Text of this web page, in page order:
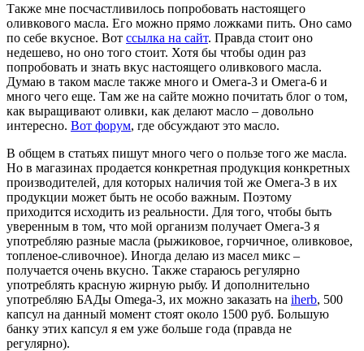
Также мне посчастливилось попробовать настоящего
оливкового масла. Его можно прямо ложками пить. Оно само
по себе вкусное. Вот ссылка на сайт. Правда стоит оно
недешево, но оно того стоит. Хотя бы чтобы один раз
попробовать и знать вкус настоящего оливкового масла.
Думаю в таком масле также много и Омега-3 и Омега-6 и
много чего еще. Там же на сайте можно почитать блог о том,
как выращивают оливки, как делают масло – довольно
интересно. Вот форум, где обсуждают это масло.
В общем в статьях пишут много чего о пользе того же масла.
Но в магазинах продается конкретная продукция конкретных
производителей, для которых наличия той же Омега-3 в их
продукции может быть не особо важным. Поэтому
приходится исходить из реальности. Для того, чтобы быть
уверенным в том, что мой организм получает Омега-3 я
употребляю разные масла (рыжиковое, горчичное, оливковое,
топленое-сливочное). Иногда делаю из масел микс –
получается очень вкусно. Также стараюсь регулярно
употреблять красную жирную рыбу. И дополнительно
употребляю БАДы Omega-3, их можно заказать на iherb, 500
капсул на данный момент стоят около 1500 руб. Большую
банку этих капсул я ем уже больше года (правда не
регулярно).